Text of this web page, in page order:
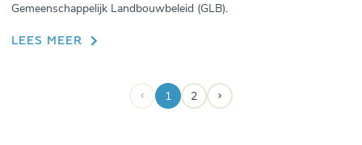
Gemeenschappelijk Landbouwbeleid (GLB).
LEES MEER
1 2